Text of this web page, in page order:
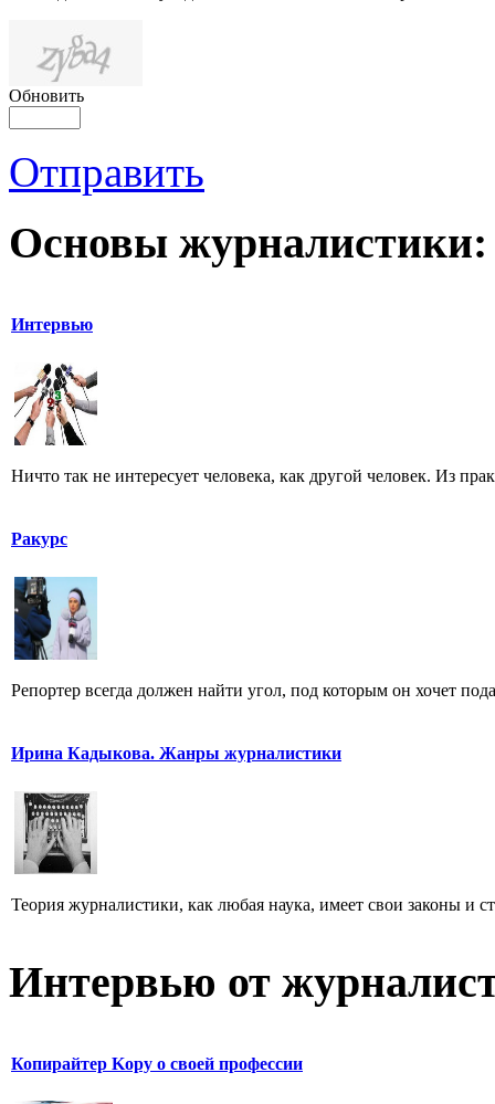
Обновить
Отправить
Основы журналистики:
Интервью
Ничто так не интересует человека, как другой человек. Из
Ракурс
Репортер всегда должен найти угол, под которым он хочет
Ирина Кадыкова. Жанры журналистики
Теория журналистики, как любая наука, имеет свои законы и
Интервью от
Копирайтер Kopy о своей профессии